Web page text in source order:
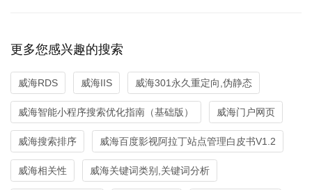
更多您感兴趣的搜索
威海RDS 威海IIS 威海301永久重定向,伪静态
威海智能小程序搜索优化指南（基础版） 威海门户网页
威海搜索排序 威海百度影视阿拉丁站点管理白皮书V1.2
威海相关性 威海关键词类别,关键词分析